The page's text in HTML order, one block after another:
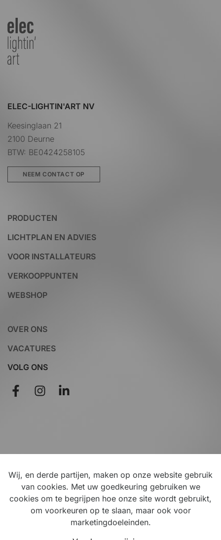
ELEC-LIGHTIN'ART NV
Keesinglaan 21
2100 Deurne
BTW: BE0424258105
NEEM CONTACT OP
PRODUCTEN
LICHTPLAN EN ADVIES
VOOR INSTALLATEURS
VERKOOPPUNTEN
WEBSHOP
OVER ONS
VACATURES
VOLG ONS
Disclaimer
Privacy
Verkoopsvoorwaarden
Wij, en derde partijen, maken op onze website gebruik
van cookies. Met uw goedkeuring gebruiken we
cookies om te begrijpen hoe onze site wordt gebruikt,
om voorkeuren op te slaan, maar ook voor
marketingdoeleinden.